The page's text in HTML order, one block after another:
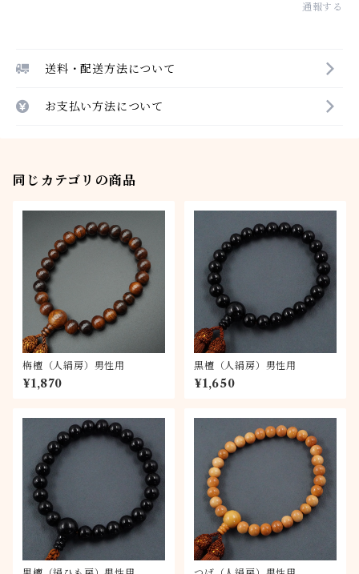
通報する
送料・配送方法について
お支払い方法について
同じカテゴリの商品
栴檀（人絹房）男性用
¥1,870
黒檀（人絹房）男性用
¥1,650